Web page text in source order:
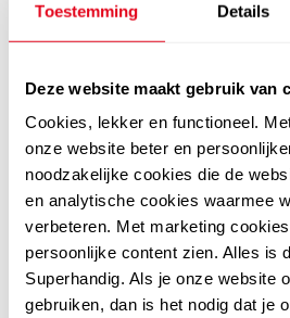
Toestemming Details
Deze website maakt gebruik van
Cookies, lekker en functioneel.
onze website beter en
noodzakelijke cookies die de
en analytische cookies waarmee
verbeteren. Met marketing
persoonlijke content zien. Alles is
Superhandig. Als je onze website
gebruiken, dan is het nodig dat je